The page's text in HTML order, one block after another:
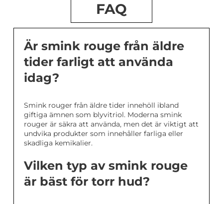
FAQ
Är smink rouge från äldre
tider farligt att använda
idag?
Smink rouger från äldre tider innehöll ibland
giftiga ämnen som blyvitriol. Moderna smink
rouger är säkra att använda, men det är viktigt att
undvika produkter som innehåller farliga eller
skadliga kemikalier.
Vilken typ av smink rouge
är bäst för torr hud?